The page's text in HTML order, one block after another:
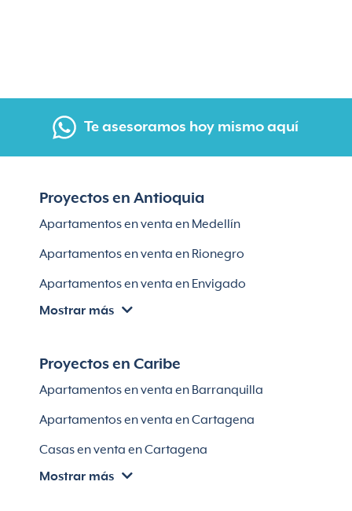
Te asesoramos hoy mismo aquí
Proyectos en Antioquia
Apartamentos en venta en Medellín
Apartamentos en venta en Rionegro
Apartamentos en venta en Envigado
Apartamentos en venta en Itagüí
Apartamentos en venta en Bello
Mostrar más
Proyectos en Caribe
Apartamentos en venta en Barranquilla
Apartamentos en venta en Cartagena
Casas en venta en Cartagena
Villas en Cartagena
Mostrar más